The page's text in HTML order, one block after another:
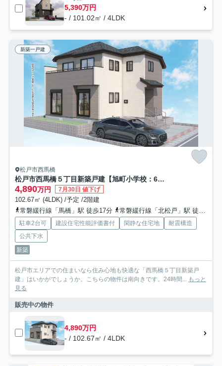
5,390万円
- / 101.02㎡ / 4LDK
新築一戸建
松戸市西馬橋
松戸市西馬橋５丁目新築戸建【旭町小学校：6分】
4,890万円 7月30日 値下げ
102.67㎡ (4LDK) /予定 /2階建
常磐緩行線「馬橋」駅 徒歩17分
常磐緩行線「北松戸」駅 徒歩29分
駐車2台可 建設住宅性能評価書付 閑静な住宅地
耐震構造
公共下水
新築
松戸市エリアでの住まいなら住み心地も快適な「西馬橋５丁目新築戸
建」はいかがでしょうか。こちらの物件は南向きです。24時間...
もっと
見る
販売中の物件
4,890万円
- / 102.67㎡ / 4LDK